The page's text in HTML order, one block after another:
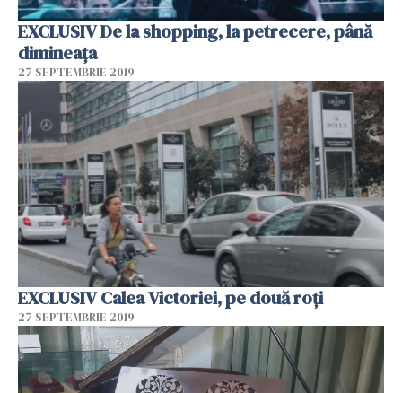
EXCLUSIV De la shopping, la petrecere, până
dimineața
27 SEPTEMBRIE 2019
EXCLUSIV Calea Victoriei, pe două roți
27 SEPTEMBRIE 2019